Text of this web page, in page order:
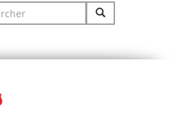
Search
for: